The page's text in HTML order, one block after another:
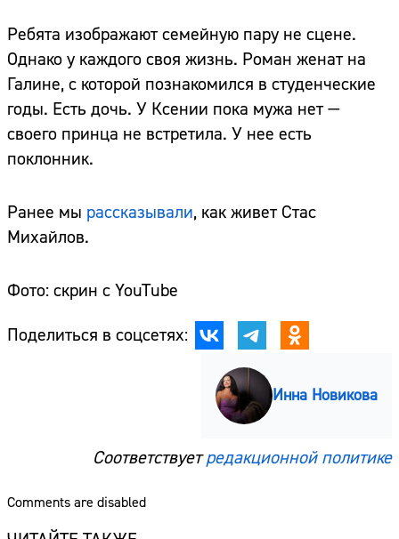
Ребята изображают семейную пару не сцене.
Однако у каждого своя жизнь. Роман женат на
Галине, с которой познакомился в студенческие
годы. Есть дочь. У Ксении пока мужа нет —
своего принца не встретила. У нее есть
поклонник.
Ранее мы рассказывали, как живет Стас
Михайлов.
Фото: скрин с YouTube
Поделиться в соцсетях:
Инна Новикова
Соответствуетредакционной политике
Comments are disabled